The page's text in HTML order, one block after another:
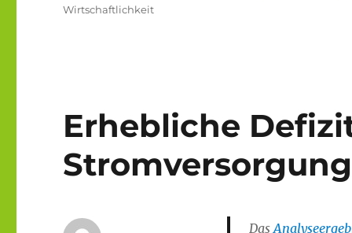
Wirtschaftlichkeit
Erhebliche
Das